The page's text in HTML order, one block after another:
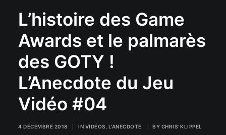
L’histoire des Game
Awards et le palmarès
des GOTY !
L’Anecdote du Jeu
Vidéo #04
4 DÉCEMBRE 2018 IN VIDÉOS L'ANECDOTE BY CHRIS' KLIPPEL